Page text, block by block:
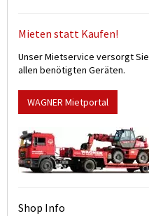
Mieten statt Kaufen!
Unser Mietservice versorgt
allen benötigten Geräten.
WAGNER Mietportal
Shop Info